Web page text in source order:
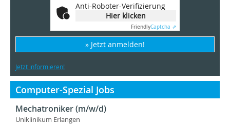
Anti-Roboter-Verifizierung
Hier klicken
FriendlyCaptcha ⇗
» Jetzt anmelden!
Jetzt informieren!
Computer-Spezial Jobs
Mechatroniker (m/w/d)
Uniklinikum Erlangen